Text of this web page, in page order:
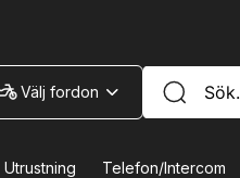
Välj fordon
Telefon/Intercom